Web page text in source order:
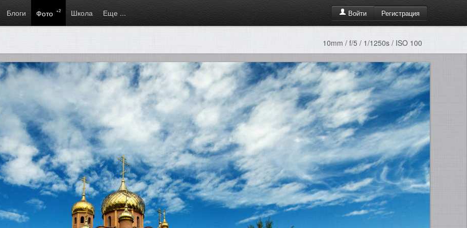
Войти Регистрация
Блоги Фото +2 Школа Еще ...
10mm / f/5 / 1/1250s / ISO 100